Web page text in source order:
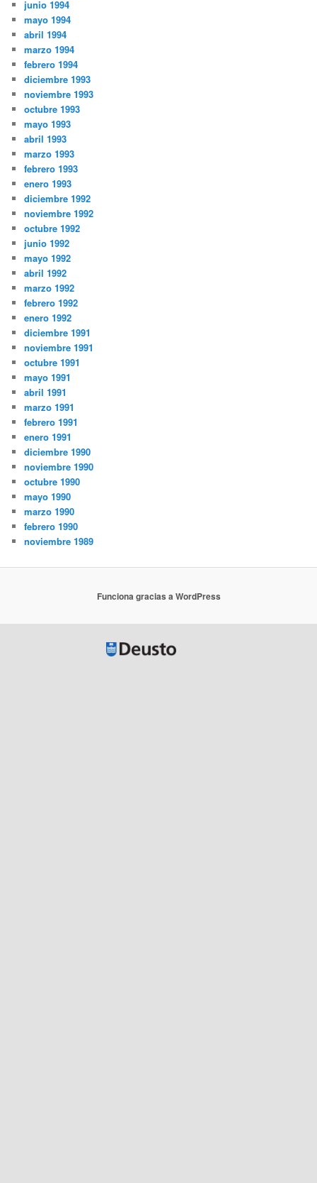
junio 1994
mayo 1994
abril 1994
marzo 1994
febrero 1994
diciembre 1993
noviembre 1993
octubre 1993
mayo 1993
abril 1993
marzo 1993
febrero 1993
enero 1993
diciembre 1992
noviembre 1992
octubre 1992
junio 1992
mayo 1992
abril 1992
marzo 1992
febrero 1992
enero 1992
diciembre 1991
noviembre 1991
octubre 1991
mayo 1991
abril 1991
marzo 1991
febrero 1991
enero 1991
diciembre 1990
noviembre 1990
octubre 1990
mayo 1990
marzo 1990
febrero 1990
noviembre 1989
Funciona gracias a WordPress